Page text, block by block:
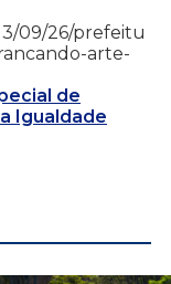
09/26/prefeitu
arte-
de
Igualdade